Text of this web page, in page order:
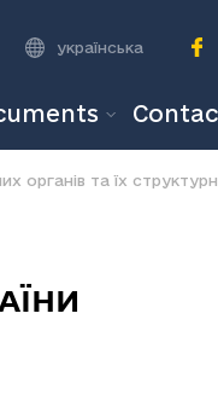
A A A
українська
та їх